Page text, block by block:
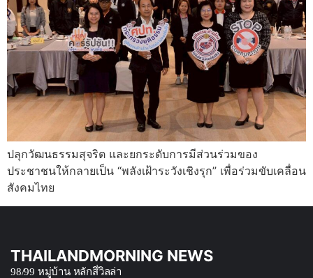
ปลุกวัฒนธรรมสุจริต และยกระดับการมีส่วนร่วมของ
ประชาชนให้กลายเป็น “พลังเฝ้าระวังเชิงรุก” เพื่อร่วมขับเคลื่อน
สังคมไทย
THAILANDMORNING NEWS
98/99 หมู่บ้าน หลักสึ่วิลล่า